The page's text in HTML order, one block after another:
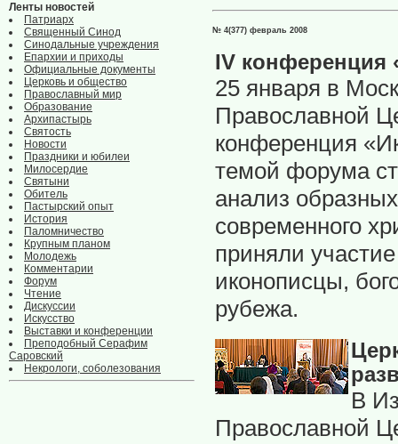
Ленты новостей
Патриарх
Священный Синод
Синодальные учреждения
Епархии и приходы
Официальные документы
Церковь и общество
Православный мир
Образование
Архипастырь
Святость
Новости
Праздники и юбилеи
Милосердие
Святыни
Обитель
Пастырский опыт
История
Паломничество
Крупным планом
Молодежь
Комментарии
Форум
Чтение
Дискуссии
Искусство
Выставки и конференции
Преподобный Серафим
Саровский
Некрологи, соболезования
№ 4(377) февраль 2008
IV конференция
25 января в
Православной
конференция
темой форума
анализ
современного
приняли
иконописцы,
рубежа.
В
Православной